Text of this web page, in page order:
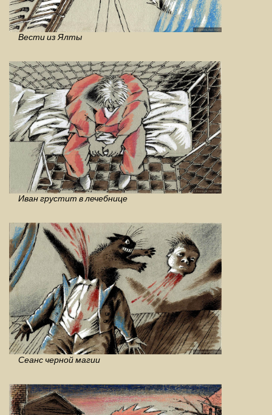
Вести из Ялты
Иван грустит в лечебнице
Сеанс черной магии